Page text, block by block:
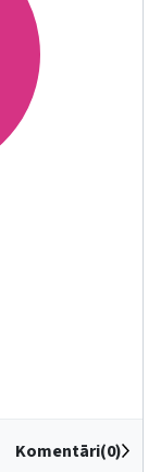
Komentāri(0)